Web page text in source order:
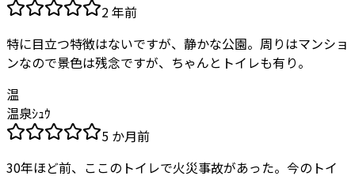
2 年前
特に目立つ特徴はないですが、静かな公園。周りはマンショ
ンなので景色は残念ですが、ちゃんとトイレも有り。
温
温泉ｼｭｳ
5 か月前
30年ほど前、ここのトイレで火災事故があった。今のトイ